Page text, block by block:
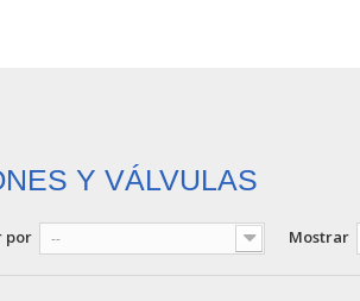
Y VÁLVULAS
por -- Mostrar